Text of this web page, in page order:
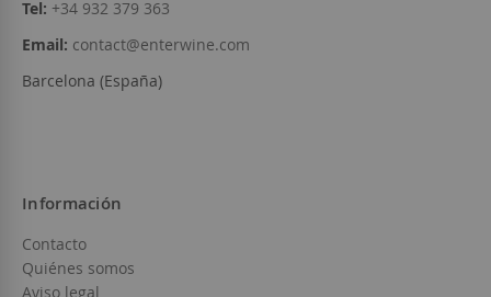
Tel: +34 932 379 363
Email: contact@enterwine.com
Barcelona (España)
Información
Contacto
Quiénes somos
Aviso legal